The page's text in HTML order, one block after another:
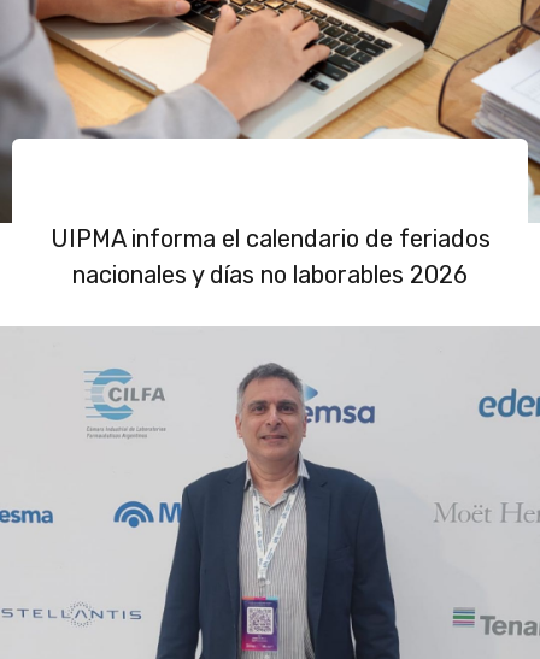
UIPMA informa el calendario de feriados
nacionales y días no laborables 2026